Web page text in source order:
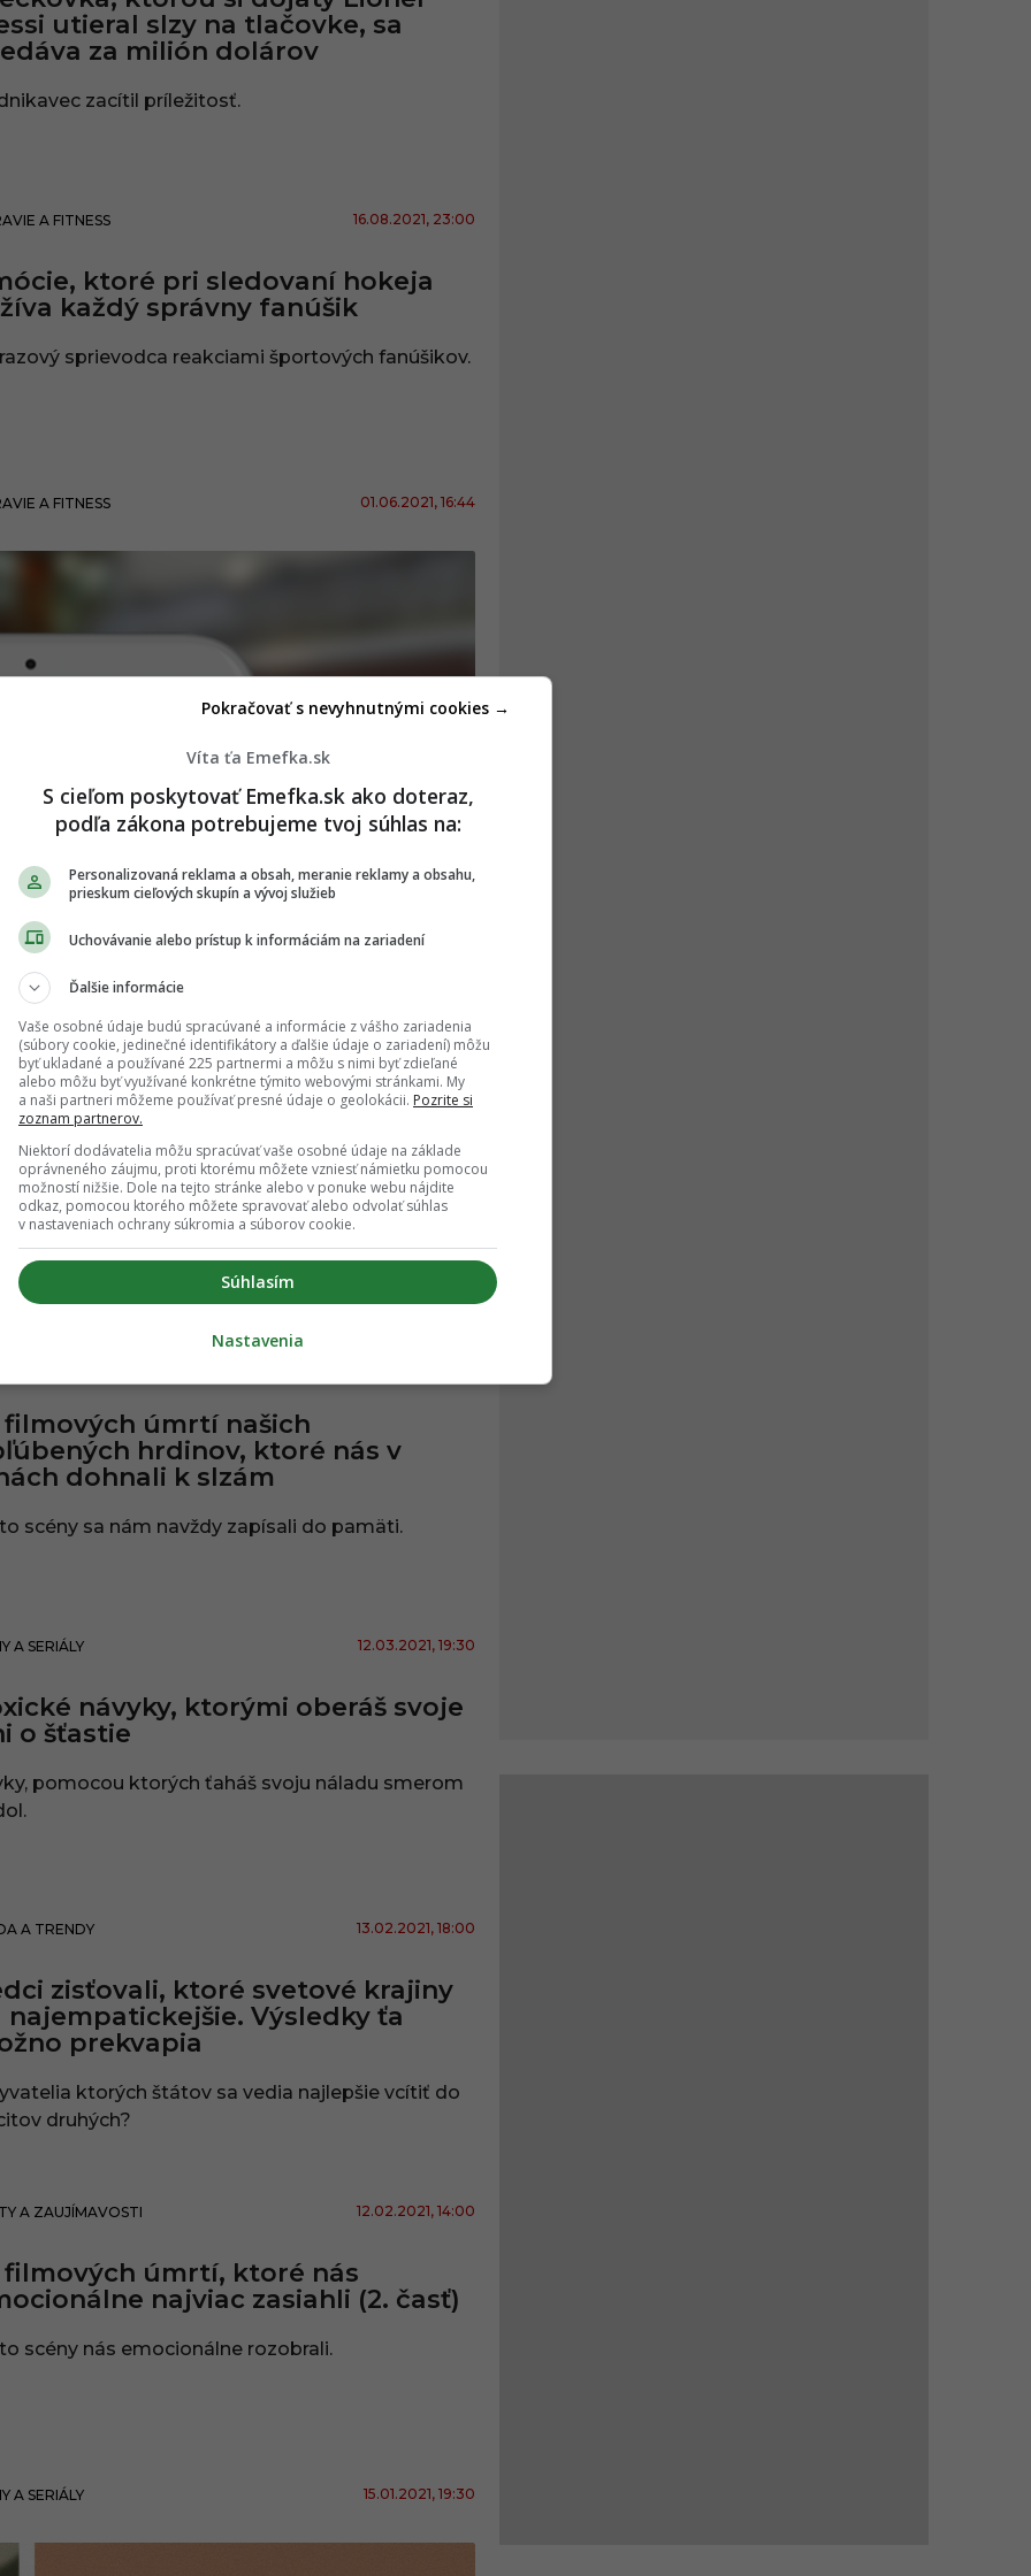
utieral slzy na tlačovke, sa
za milión dolárov
zacítil príležitosť.
A FITNESS 16.08.2021, 23:00
ktoré pri sledovaní hokeja
každý správny fanúšik
sprievodca reakciami športových fanúšikov.
A FITNESS 01.06.2021, 16:44
sa nikdy nemali
neúčinným.
05.04.2021, 18:30
sa začať správať agresívne pri
na roztomilé zvieratká?
vedcov áno
sa s takzvanou roztomilou agresivitou.
filmových úmrtí našich
hrdinov, ktoré nás v
dohnali k slzám
scény sa nám navždy zapísali do pamäti.
A SERIÁLY 12.03.2021, 19:30
návyky, ktorými oberáš svoje
o šťastie
pomocou ktorých ťaháš svoju náladu smerom
A TRENDY 13.02.2021, 18:00
zisťovali, ktoré svetové krajiny
najempatickejšie. Výsledky ťa
prekvapia
ktorých štátov sa vedia najlepšie vcítiť do
druhých?
A ZAUJÍMAVOSTI 12.02.2021, 14:00
filmových úmrtí, ktoré nás
najviac zasiahli (2. časť)
scény nás emocionálne rozobrali.
A SERIÁLY 15.01.2021, 19:30
Víta ťa Emefka.sk
S cieľom poskytovať Emefka.sk ako doteraz,
podľa zákona potrebujeme tvoj súhlas na:
Personalizovaná reklama a obsah, meranie reklamy a obsahu,
prieskum cieľových skupín a vývoj služieb
Uchovávanie alebo prístup k informáciám na zariadení
Ďalšie informácie
Vaše osobné údaje budú spracúvané a informácie z vášho zariadenia
(súbory cookie, jedinečné identifikátory a ďalšie údaje o zariadení) môžu
byť ukladané a používané 225 partnermi a môžu s nimi byť zdieľané
alebo môžu byť využívané konkrétne týmito webovými stránkami. My
a naši partneri môžeme používať presné údaje o geolokácii. Pozrite si
zoznam partnerov.
Niektorí dodávatelia môžu spracúvať vaše osobné údaje na základe
oprávneného záujmu, proti ktorému môžete vzniesť námietku pomocou
možností nižšie. Dole na tejto stránke alebo v ponuke webu nájdite
odkaz, pomocou ktorého môžete spravovať alebo odvolať súhlas
v nastaveniach ochrany súkromia a súborov cookie.
Súhlasím
Pokračovať s nevyhnutnými cookies →
Nastavenia